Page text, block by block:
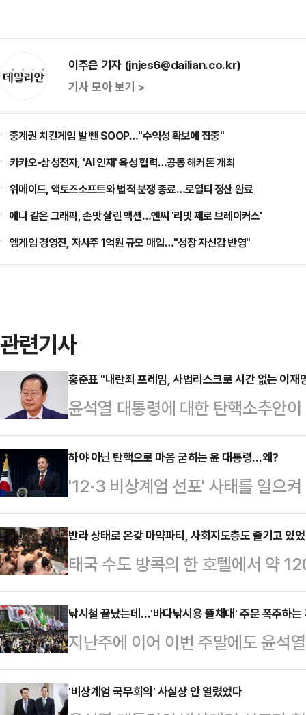
이주은 기자 (jnjes6@dailian.co.kr)
기사 모아 보기 >
중계권 치킨게임 발 뺀 SOOP…"수익성 확보에 집중"
카카오-삼성전자, 'AI 인재' 육성 협력…공동 해커톤 개최
위메이드, 액토즈소프트와 법적 분쟁 종료…로열티 정산 완료
애니 같은 그래픽, 손맛 살린 액션…엔씨 '리밋 제로 브레이커스'
엠게임 경영진, 자사주 1억원 규모 매입…"성장 자신감 반영"
관련기사
홍준표 "내란죄 프레임, 사법리스크로 시간 없는 이재
윤석열 대통령에 대한 탄핵소추안
데, 홍준표 대구시장이 "내란죄 프
표가 탄핵을 성사해 조기 대선을 추
다"고 주장했다.12일 홍 시장은 전
엄 선포를 보고 뜬금없는 한밤의 해
을 잘하라고 했는데, 민주당은 이를
있다"고 지적했다.홍 시장은 "'정치
냐'란 생각이 들…
하야 아닌 탄핵으로 마음 굳히는 윤 대통령…왜?
'12·3 비상계엄 선포' 사태를 일으
야(下野)보다는 탄핵소추가 되더라
는 입장을 굳힌 것으로 알려졌다.윤
막기 위해 계엄을 선포했기 때문에
의 심판을 통해 반전의 계기를 마련
국민의힘 정국안정화 태스크포스
월 퇴진·5월 대선' 등의 '조기 퇴진
적 공…
반라 상태로 온갖 마약파티, 사회지도층도 즐기고 있
태국 수도 방콕의 한 호텔에서 약
발됐다.10일(현지 시각) AFP통신
도심의 수쿰윗 지역에 위치한 한 호
124명을 체포했다고 밝혔다.체포
동성애자로 조사됐다. 외국인 5명
다.경찰이 현장을 급습했을 때 이들
낚시철 끝났는데…'바다낚시용 뜰채대' 주문 폭주하
지난주에 이어 이번 주말에도 윤석
운데, 전국에서 각종 집회·시위 용
리안 취재 결과 확인됐다.11일 데
'비상계엄 국무회의' 사실상 안 열렸었다